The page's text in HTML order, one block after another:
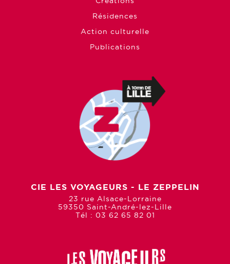
Résidences
Action culturelle
Publications
CIE LES VOYAGEURS - LE ZEPPELIN
23 rue Alsace-Lorraine
59350 Saint-André-lez-Lille
Tél : 03 62 65 82 01